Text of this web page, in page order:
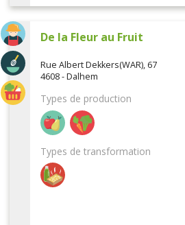
De la Fleur au Fruit
Rue Albert Dekkers(WAR), 67
4608 - Dalhem
Types de production
Types de transformation